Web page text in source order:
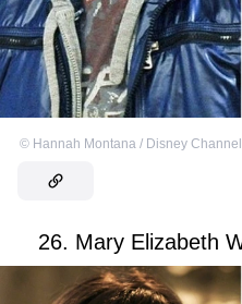
© Hannah Montana / Disney Channel
26. Mary Elizabeth